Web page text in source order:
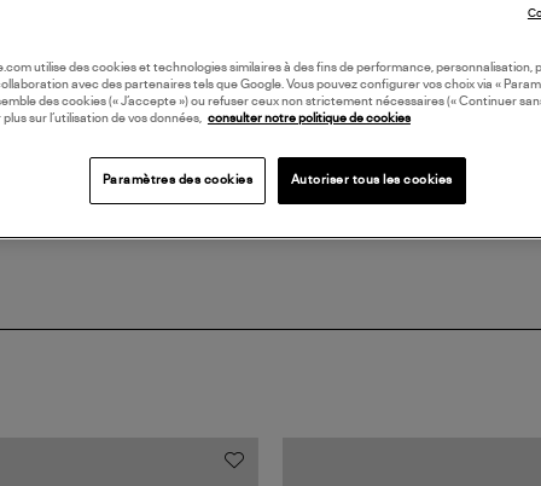
utilise des cookies et technologies similaires à des fins de performance, personnalisation,
avec des partenaires tels que Google. Vous pouvez configurer vos choix via «
des cookies (« J’accepte ») ou refuser ceux non strictement nécessaires (« Continuer
sur l’utilisation de vos données, consulter notre politique de cookies
Paramètres des cookies Autoriser tous les cookies